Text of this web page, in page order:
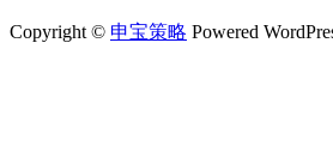
Copyright © 申宝策略 Powered